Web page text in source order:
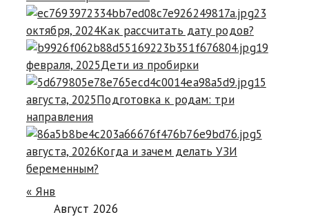
23
октября, 2024Как рассчитать дату родов?
19
февраля, 2025Дети из пробирки
15
августа, 2025Подготовка к родам: три
направления
5
августа, 2026Когда и зачем делать УЗИ
беременным?
« Янв
Август 2026